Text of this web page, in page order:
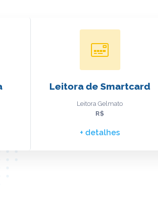
Leitora de Smartcard
Leitora Gelmato
R$
+ detalhes